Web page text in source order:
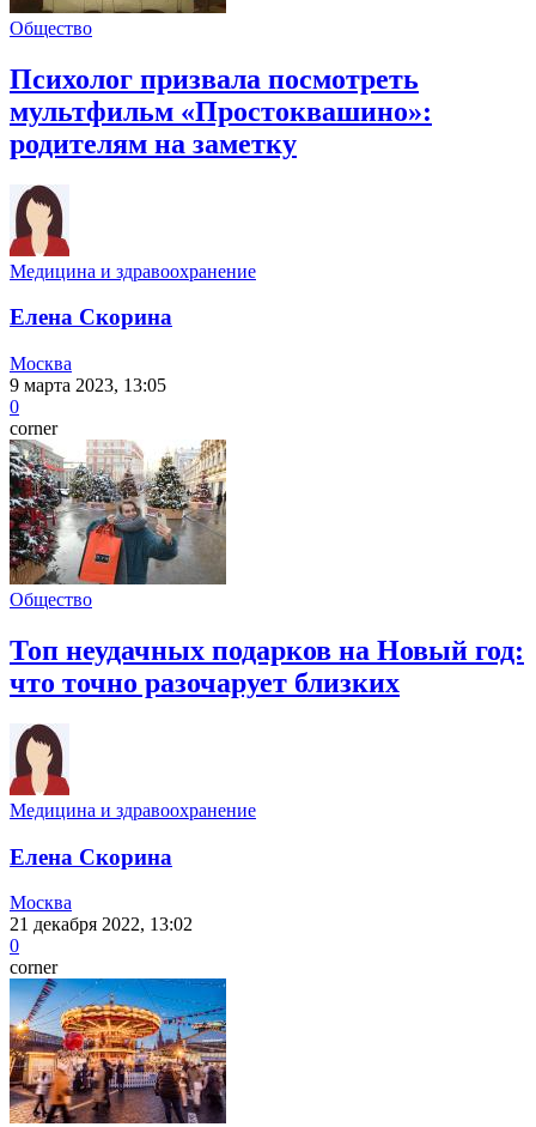
Общество
Психолог призвала посмотреть
мультфильм «Простоквашино»:
родителям на заметку
Медицина и здравоохранение
Елена Скорина
Москва
9 марта 2023, 13:05
0
corner
Общество
Топ неудачных подарков на Новый год:
что точно разочарует близких
Медицина и здравоохранение
Елена Скорина
Москва
21 декабря 2022, 13:02
0
corner